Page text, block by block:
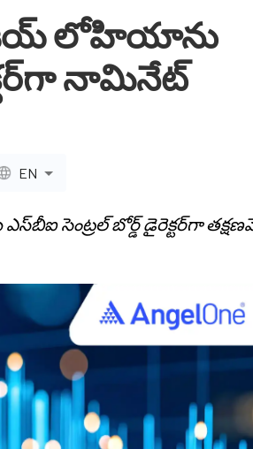
లోహియాను
నామినేట్
EN
సెంట్రల్ బోర్డ్ డైరెక్టర్‌గా